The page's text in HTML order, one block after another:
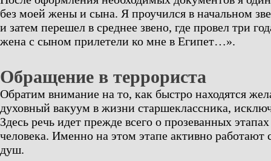
без моей жены и сына. Я проучился в начальном
и затем перешел в среднее звено, где провел три
жена с сыном прилетели ко мне в Египет…».
Обращение в террориста
Обратим внимание на то, как быстро находятся
духовный вакуум в жизни старшеклассника,
Здесь речь идет прежде всего о прозеванных
человека. Именно на этом этапе активно
душ.